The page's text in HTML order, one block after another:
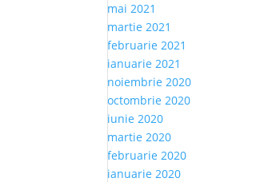
mai 2021
martie 2021
februarie 2021
ianuarie 2021
noiembrie 2020
octombrie 2020
iunie 2020
martie 2020
februarie 2020
ianuarie 2020